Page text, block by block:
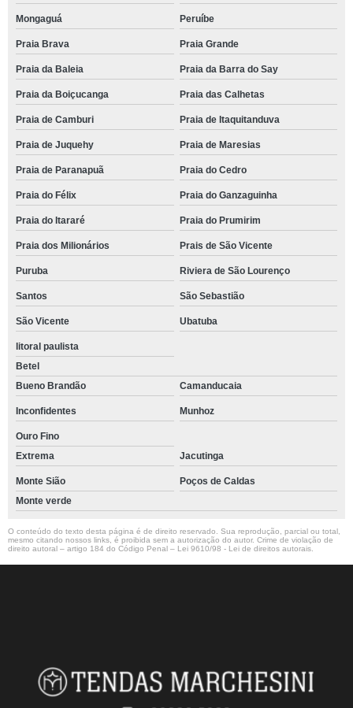
Mongaguá Peruíbe
Praia Brava Praia Grande
Praia da Baleia Praia da Barra do Say
Praia da Boiçucanga Praia das Calhetas
Praia de Camburi Praia de Itaquitanduva
Praia de Juquehy Praia de Maresias
Praia de Paranapuã Praia do Cedro
Praia do Félix Praia do Ganzaguinha
Praia do Itararé Praia do Prumirim
Praia dos Milionários Prais de São Vicente
Puruba Riviera de São Lourenço
Santos São Sebastião
São Vicente Ubatuba
litoral paulista
Betel
Bueno Brandão
Camanducaia
Inconfidentes Munhoz
Ouro Fino
Extrema
Jacutinga
Monte Sião
Poços de Caldas
Monte verde
O conteúdo do texto desta página é de direito reservado. Sua reprodução, parcial ou total,
mesmo citando nossos links, é proibida sem a autorização do autor. Crime de violação de
direito autoral – artigo 184 do Código Penal – Lei 9610/98 - Lei de direitos autorais